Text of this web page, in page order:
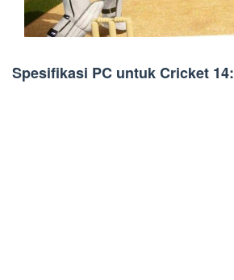
Spesifikasi PC untuk Cricket 14: